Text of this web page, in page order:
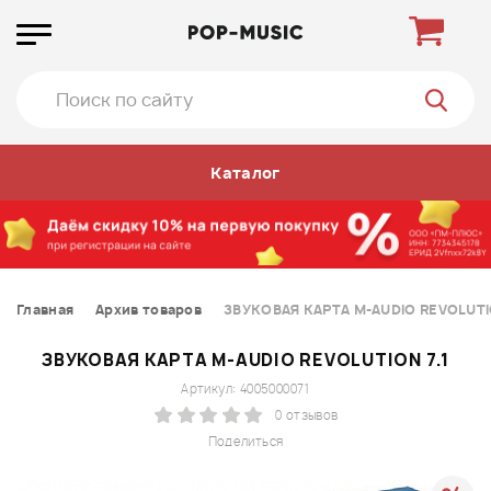
Каталог
Главная Архив товаров ЗВУКОВАЯ КАРТА M-AUDIO
ЗВУКОВАЯ КАРТА M-AUDIO REVOLUTION 7.1
Поделиться
Артикул: 4005000071
0 отзывов